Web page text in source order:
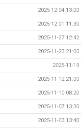
2025-12-04 13:00
2025-12-01 11:30
2025-11-27 12:42
2025-11-23 21:00
2025-11-19
2025-11-12 21:00
2025-11-10 08:20
2025-11-07 13:30
2025-11-03 13:40